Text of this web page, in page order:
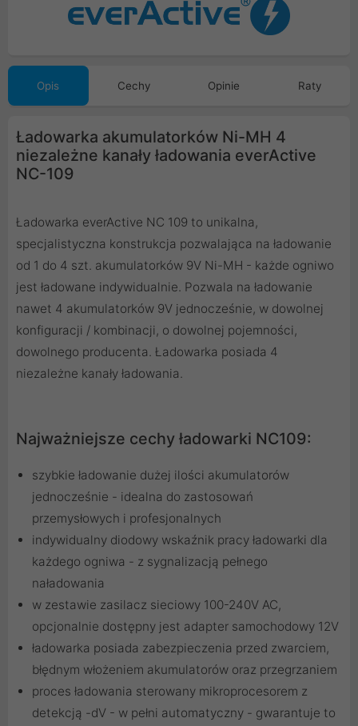
Opis Cechy Opinie Raty
Ładowarka akumulatorków Ni-MH 4
niezależne kanały ładowania everActive
NC-109
Ładowarka everActive NC 109 to unikalna,
specjalistyczna konstrukcja pozwalająca na ładowanie
od 1 do 4 szt. akumulatorków 9V Ni-MH - każde ogniwo
jest ładowane indywidualnie. Pozwala na ładowanie
nawet 4 akumulatorków 9V jednocześnie, w dowolnej
konfiguracji / kombinacji, o dowolnej pojemności,
dowolnego producenta. Ładowarka posiada 4
niezależne kanały ładowania.
Najważniejsze cechy ładowarki NC109:
szybkie ładowanie dużej ilości akumulatorów
jednocześnie - idealna do zastosowań
przemysłowych i profesjonalnych
indywidualny diodowy wskaźnik pracy ładowarki dla
każdego ogniwa - z sygnalizacją pełnego
naładowania
w zestawie zasilacz sieciowy 100-240V AC,
opcjonalnie dostępny jest adapter samochodowy 12V
ładowarka posiada zabezpieczenia przed zwarciem,
błędnym włożeniem akumulatorów oraz przegrzaniem
proces ładowania sterowany mikroprocesorem z
detekcją -dV - w pełni automatyczny - gwarantuje to